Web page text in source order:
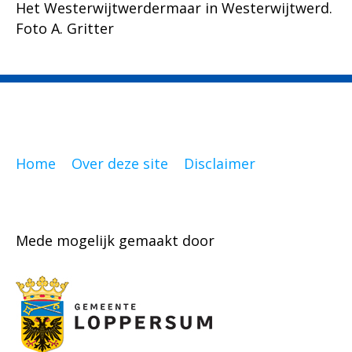
Het Westerwijtwerdermaar in Westerwijtwerd.
Foto A. Gritter
Home Over deze site Disclaimer
Mede mogelijk gemaakt door